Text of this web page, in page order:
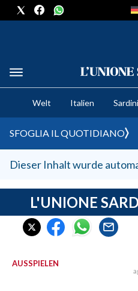
CRONACA SARDEGNA
CAGLIARI
SULCIS IGLESIENTE
MEDIO CAMPIDANO
SASSARI E PROVINCIA
GALLURA
NUORO E PROVINCIA
AGENDA
Welt Italien
SFOGLIA IL QUOTIDIANO
Dieser Inhalt wurde
L'UNIONE
AUSSPIELEN